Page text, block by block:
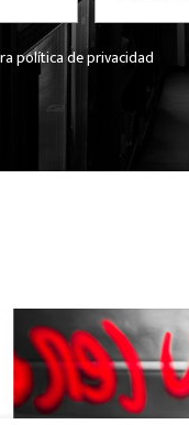
política de privacidad